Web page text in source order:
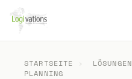
STARTSEITE › LÖSUNGEN
PLANNING